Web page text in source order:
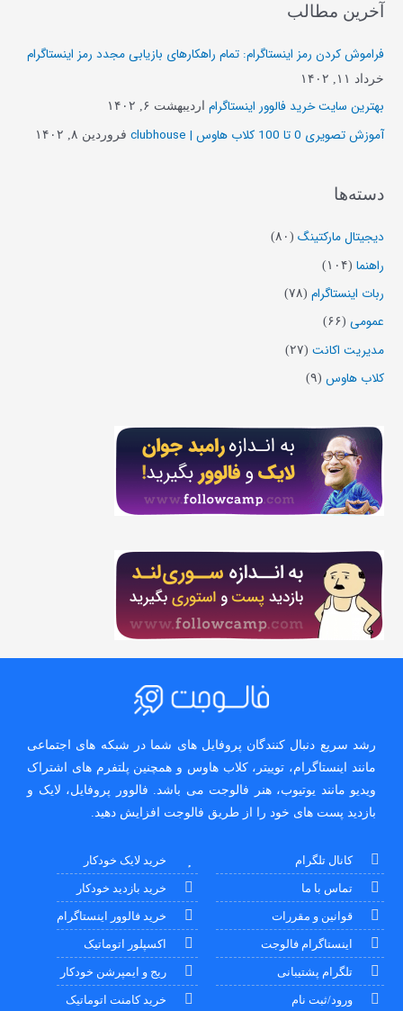
ج
ا
ی
آخرین مطالب
فراموش کردن رمز اینستاگرام: تمام راهکارهای بازیابی مجدد رمز اینستاگرام
خرداد ۱۱, ۱۴۰۲
بهترین سایت خرید فالوور اینستاگرام اردیبهشت ۶, ۱۴۰۲
آموزش تصویری 0 تا 100 کلاب هاوس | clubhouse فروردین ۸, ۱۴۰۲
دسته‌ها
دیجیتال مارکتینگ (۸۰)
راهنما (۱۰۴)
ربات اینستاگرام (۷۸)
عمومی (۶۶)
مدیریت اکانت (۲۷)
کلاب هاوس (۹)
رشد سریع دنبال کنندگان پروفایل های شما در شبکه های اجتماعی
مانند اینستاگرام، توییتر، کلاب هاوس و همچنین پلتفرم های اشتراک
ویدیو مانند یوتیوب، هنر فالوجت می باشد. فالوور پروفایل، لایک و
بازدید پست های خود را از طریق فالوجت افزایش دهید.
کانال تلگرام
تماس با ما
قوانین و مقررات
اینستاگرام فالوجت
تلگرام پشتیبانی
ورود/ثبت نام
خرید لایک خودکار
خرید بازدید خودکار
خرید فالوور اینستاگرام
اکسپلور اتوماتیک
ریج و ایمپرشن خودکار
خرید کامنت اتوماتیک